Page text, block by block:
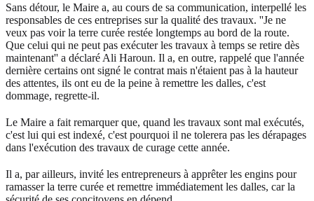
Sans détour, le Maire a, au cours de sa communication, interpellé les
responsables de ces entreprises sur la qualité des travaux. ''Je ne
veux pas voir la terre curée restée longtemps au bord de la route.
Que celui qui ne peut pas exécuter les travaux à temps se retire dès
maintenant'' a déclaré Ali Haroun. Il a, en outre, rappelé que l'année
dernière certains ont signé le contrat mais n'étaient pas à la hauteur
des attentes, ils ont eu de la peine à remettre les dalles, c'est
dommage, regrette-il.
Le Maire a fait remarquer que, quand les travaux sont mal exécutés,
c'est lui qui est indexé, c'est pourquoi il ne tolerera pas les dérapages
dans l'exécution des travaux de curage cette année.
Il a, par ailleurs, invité les entrepreneurs à apprêter les engins pour
ramasser la terre curée et remettre immédiatement les dalles, car la